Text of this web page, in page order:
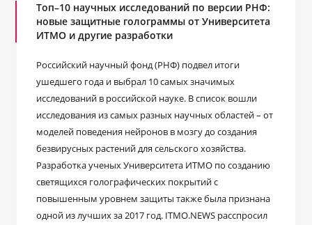
Топ–10 научных исследований по версии РНФ:
новые защитные голограммы от Университета
ИТМО и другие разработки
Российский научный фонд (РНФ) подвел итоги
ушедшего года и выбрал 10 самых значимых
исследований в российской науке. В список вошли
исследования из самых разных научных областей – от
моделей поведения нейронов в мозгу до создания
безвирусных растений для сельского хозяйства.
Разработка ученых Университета ИТМО по созданию
светящихся голографических покрытий с
повышенным уровнем защиты также была признана
одной из лучших за 2017 год. ITMO.NEWS расспросил